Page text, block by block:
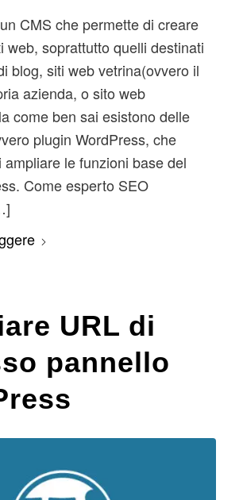
CMS che permette di creare
web, soprattutto quelli destinati
blog, siti web vetrina(ovvero il
azienda, o sito web
come ben sai esistono delle
plugin WordPress, che
ampliare le funzioni base del
Come esperto SEO
URL di
pannello